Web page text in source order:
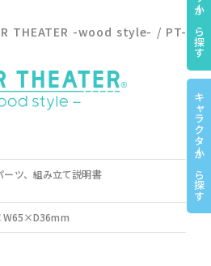
THEATER -wood style- / PT-
ーツ、組み立て説明書 キャラクターから探す